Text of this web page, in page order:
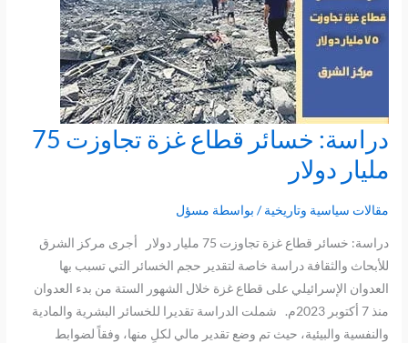
دراسة: خسائر قطاع غزة تجاوزت 75
مليار دولار
مقالات سياسية وتاريخية/ بواسطة مسؤل
دراسة: خسائر قطاع غزة تجاوزت 75 مليار دولار أجرى مركز الشرق
للأبحاث والثقافة دراسة خاصة لتقدير حجم الخسائر التي تسبب بها
العدوان الإسرائيلي على قطاع غزة خلال الشهور الستة من بدء العدوان
منذ 7 أكتوبر 2023م. شملت الدراسة تقديرا للخسائر البشرية والمادية
والنفسية والبيئية، حيث تم وضع تقدير مالي لكلٍ منها، وفقاً لضوابط
دراسة:
خسائر
قطاع
غزة
75
مليار
دولار